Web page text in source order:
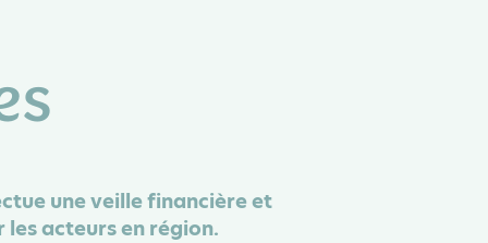
une veille financière et
acteurs en région.